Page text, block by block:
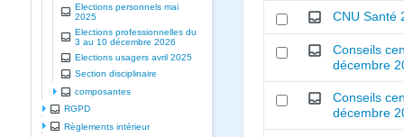
Elections personnels mai
2025
Elections professionnelles du
3 au 10 décembre 2026
Elections usagers avril 2025
Section disciplinaire
composantes
RGPD
Règlements intérieur
CNU Santé
Conseils
décembre
Conseils
décembre